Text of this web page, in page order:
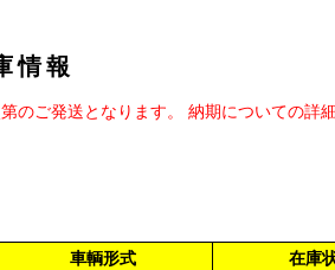
情報
のご発送となります。 納期についての詳
車輌形式
在庫